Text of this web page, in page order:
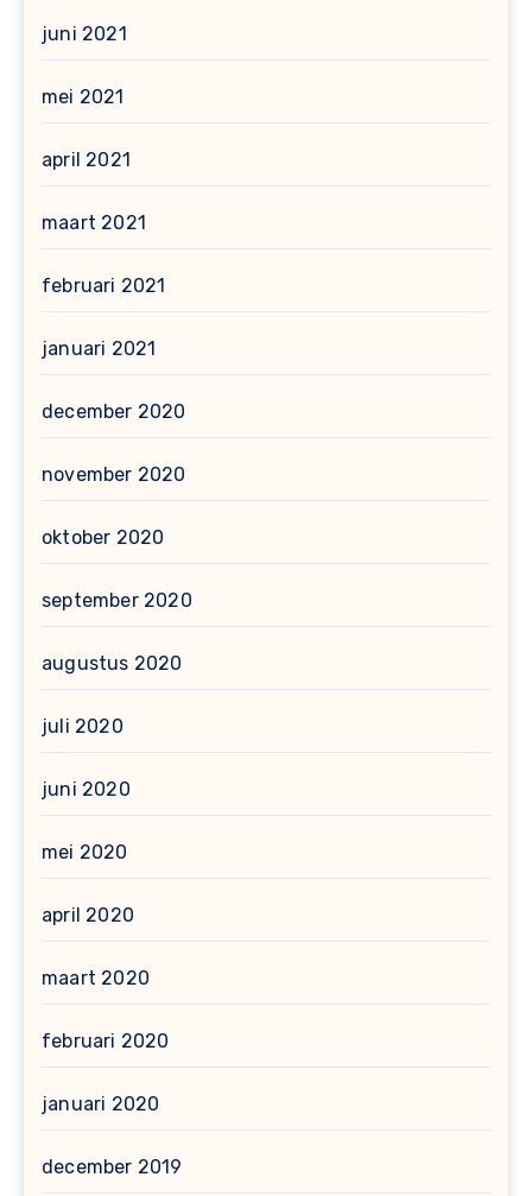
juni 2021
mei 2021
april 2021
maart 2021
februari 2021
januari 2021
december 2020
november 2020
oktober 2020
september 2020
augustus 2020
juli 2020
juni 2020
mei 2020
april 2020
maart 2020
februari 2020
januari 2020
december 2019